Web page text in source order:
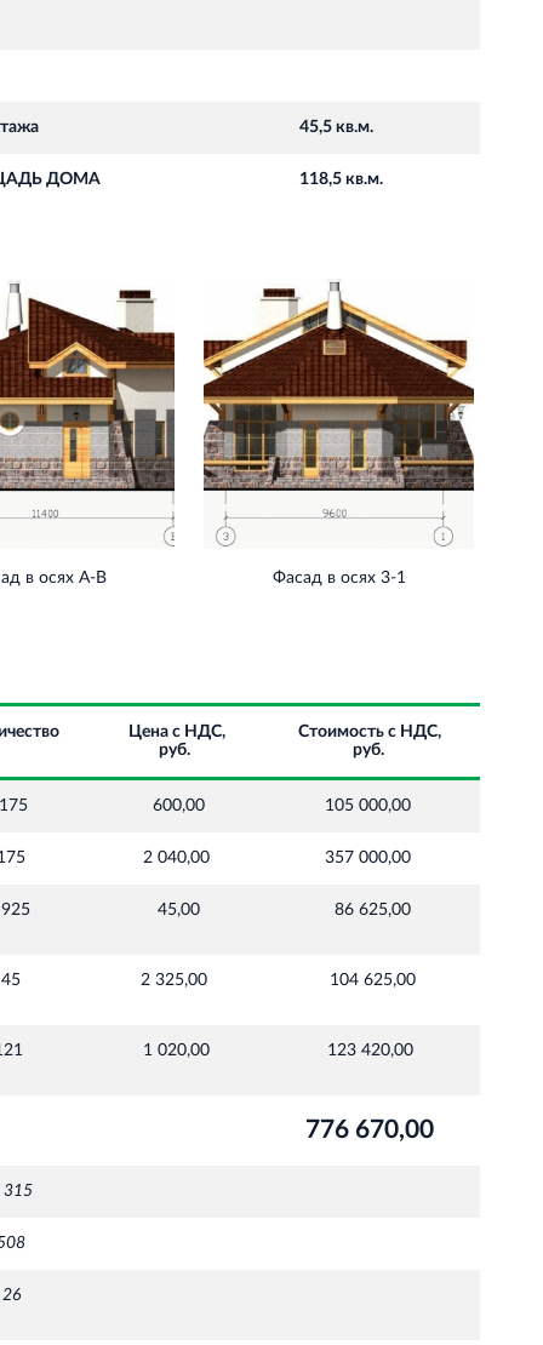
45,5 кв.м.
ДОМА 118,5 кв.м.
в осях А-В Фасад в осях 3-1
Цена с НДС,
руб.
Стоимость с НДС,
руб.
600,00 105 000,00
2 040,00 357 000,00
45,00 86 625,00
45 2 325,00 104 625,00
1 020,00 123 420,00
776 670,00
315
26